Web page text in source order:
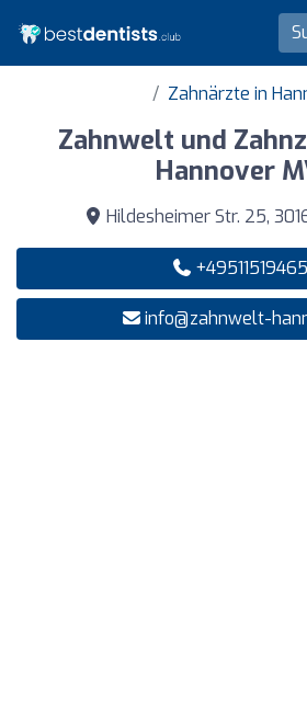
Zahnärzte in
Zahnwelt und
Hannover
Hildesheimer Str. 25,
info@zahnwelt-